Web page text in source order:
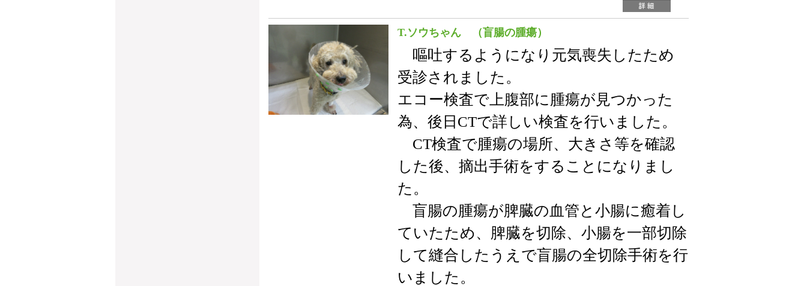
T.ソウちゃん （盲腸の腫瘍）
嘔吐するようになり元気喪失したため
受診されました。
エコー検査で上腹部に腫瘍が見つかった
為、後日CTで詳しい検査を行いました。
CT検査で腫瘍の場所、大きさ等を確認
した後、摘出手術をすることになりまし
た。
盲腸の腫瘍が脾臓の血管と小腸に癒着し
ていたため、脾臓を切除、小腸を一部切除
して縫合したうえで盲腸の全切除手術を行
いました。